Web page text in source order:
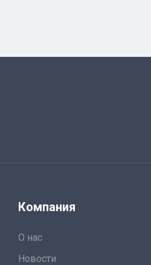
Компания
О нас
Новости